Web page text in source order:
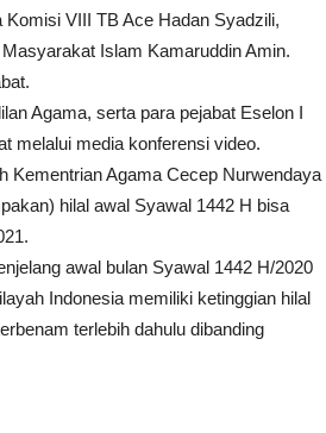
Komisi VIII TB Ace Hadan Syadzili,
Islam Kamaruddin Amin.
Agama, serta para pejabat Eselon I
melalui media konferensi video.
Kementrian Agama Cecep Nurwendaya
hilal awal Syawal 1442 H bisa
awal bulan Syawal 1442 H/2020
Indonesia memiliki ketinggian hilal
terlebih dahulu dibanding